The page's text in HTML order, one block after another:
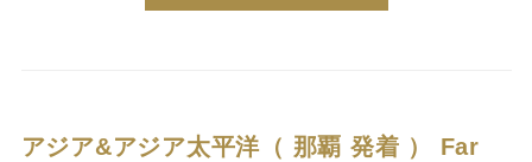
アジア&アジア太平洋（ 那覇 発着 ） Far